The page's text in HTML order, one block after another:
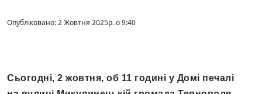
Опубліковано: 2 Жовтня 2025р. о 9:40
Сьогодні, 2 жовтня, об 11 годині у Домі печалі